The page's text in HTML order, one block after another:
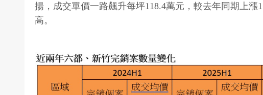
揚，成交單價一路飆升每坪118.4萬元，較去年同期上漲
高。